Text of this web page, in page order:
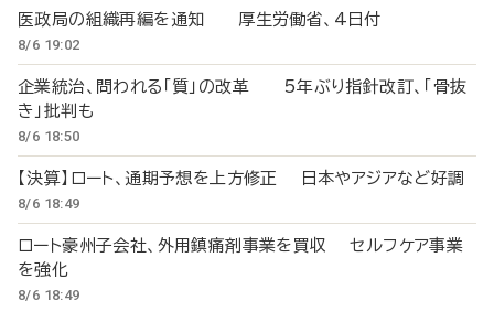
医政局の組織再編を通知 厚生労働省、4日付
8/6 19:02
企業統治、問われる「質」の改革 5年ぶり指針改訂、「骨抜
き」批判も
8/6 18:50
【決算】ロート、通期予想を上方修正 日本やアジアなど好調
8/6 18:49
ロート豪州子会社、外用鎮痛剤事業を買収 セルフケア事業
を強化
8/6 18:49